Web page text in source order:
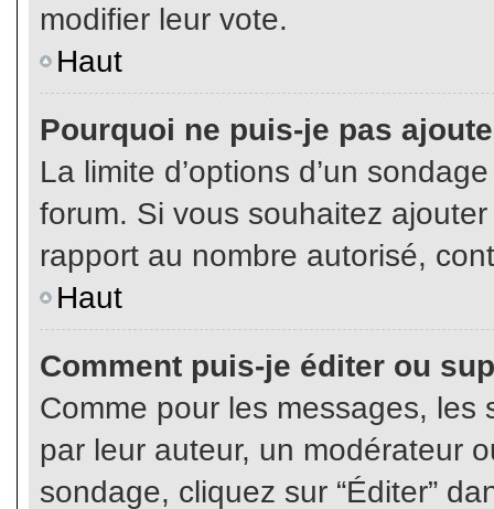
modifier leur vote.
Haut
Pourquoi ne puis-je pas
La limite d’options d’un
forum. Si vous souhaitez
rapport au nombre autorisé,
Haut
Comment puis-je éditer ou
Comme pour les messages,
par leur auteur, un modérateur
sondage, cliquez sur “Éditer”